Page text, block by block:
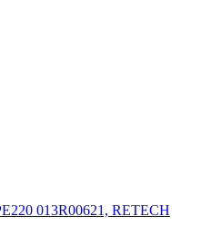
013R00621, RETECH